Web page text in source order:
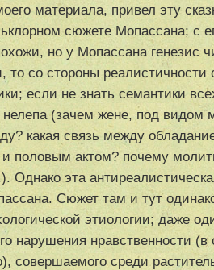
материала, привел эту
сюжете Мопассана; с
но у Мопассана генезис
то со стороны
если не знать семантики
нелепа (зачем жене, под видом
какая связь между
и половым актом? почему
Однако эта
Сюжет там и тут
этиологии; даже
нарушения нравственности (в
совершаемого среди